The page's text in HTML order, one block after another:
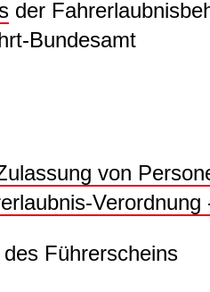
der
Bundesamt
von
Verordnung
Führerscheins